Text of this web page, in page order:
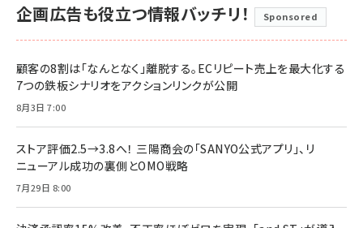
企画広告も役立つ情報バッチリ！ Sponsored
顧客の8割は「なんとなく」離脱する。ECリピート売上を最大化する
7つの鉄板シナリオをアクションリンクが公開
8月3日 7:00
ストア評価2.5→3.8へ！ 三陽商会の「SANYO公式アプリ」、リ
ニューアル成功の裏側とOMO戦略
7月29日 8:00